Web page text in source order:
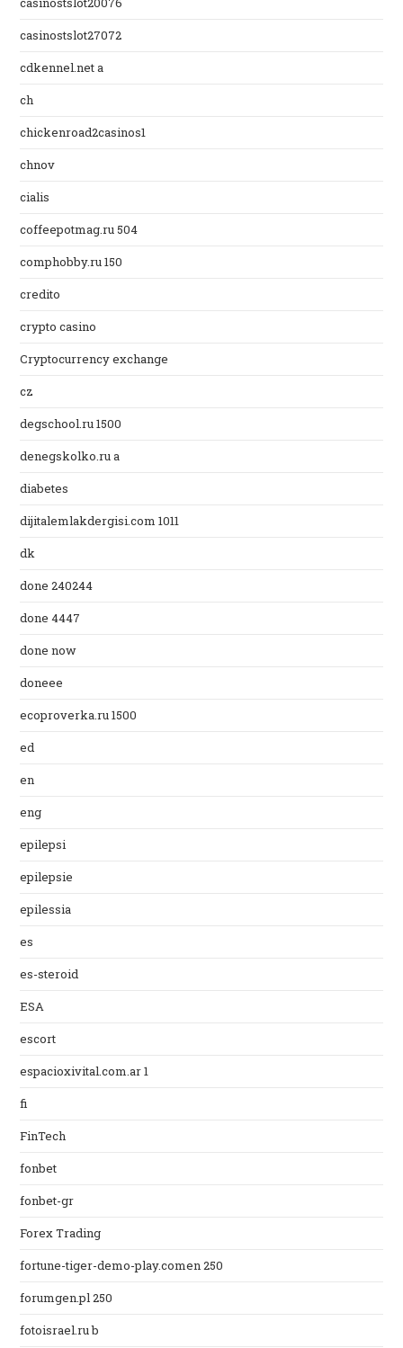
casinostslot27072
cdkennel.net a
ch
chickenroad2casinos1
chnov
cialis
coffeepotmag.ru 504
comphobby.ru 150
credito
crypto casino
Cryptocurrency exchange
cz
degschool.ru 1500
denegskolko.ru a
diabetes
dijitalemlakdergisi.com 1011
dk
done 240244
done 4447
done now
doneee
ecoproverka.ru 1500
ed
en
eng
epilepsi
epilepsie
epilessia
es
es-steroid
ESA
escort
espacioxivital.com.ar 1
fi
FinTech
fonbet
fonbet-gr
Forex Trading
fortune-tiger-demo-play.comen 250
forumgen.pl 250
fotoisrael.ru b